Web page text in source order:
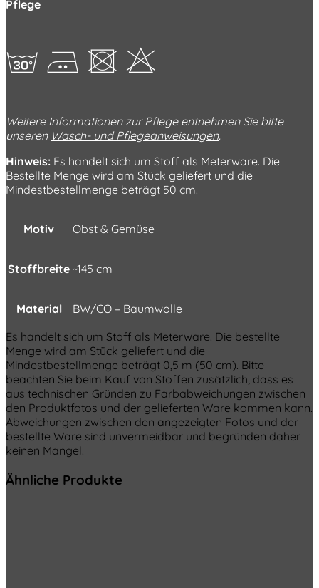
Pflege
gEUH
Weitere Informationen zur Pflege entnehmen Sie bitte
unseren Wasch- und Pflegeanweisungen.
Hinweis: Es handelt sich um Stoff als Meterware. Die
Bestellte Menge wird am Stück geliefert und die
Mindestbestellmenge beträgt 50 cm.
Motiv Obst & Gemüse
Stoffbreite ~145 cm
Material
BW/CO – Baumwolle
Es handelt sich um Stoff als Meterware. Die bestellte
Menge wird am Stück geliefert und die
Mindestbestellmenge beträgt 0,5 m (50 cm). Bitte
beachten Sie beim Kauf von Stoffen zusätzlich, dass es
aus technischen Gründen zu Farbabweichungen zwischen
den Produktfotos und der gelieferten Ware kommen kann.
Abweichungen zwischen den angezeigten Fotos und der
bestellte Ware sind unvermeidbar und begründen daher
keinen Mangel.
Ähnliche Produkte